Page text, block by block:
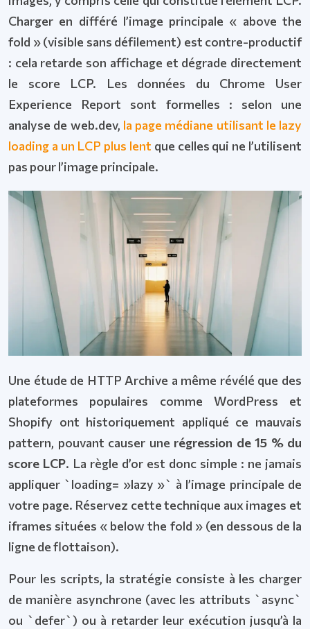
Charger en différé l’image principale « above the
fold » (visible sans défilement) est contre-productif
: cela retarde son affichage et dégrade directement
le score LCP. Les données du Chrome User
Experience Report sont formelles : selon une
analyse de web.dev, la page médiane utilisant le lazy
loading a un LCP plus lent que celles qui ne l’utilisent
pas pour l’image principale.
Une étude de HTTP Archive a même révélé que des
plateformes populaires comme WordPress et
Shopify ont historiquement appliqué ce mauvais
pattern, pouvant causer une régression de 15 % du
score LCP. La règle d’or est donc simple : ne jamais
appliquer `loading= »lazy »` à l’image principale de
votre page. Réservez cette technique aux images et
iframes situées « below the fold » (en dessous de la
ligne de flottaison).
Pour les scripts, la stratégie consiste à les charger
de manière asynchrone (avec les attributs `async`
ou `defer`) ou à retarder leur exécution jusqu’à la